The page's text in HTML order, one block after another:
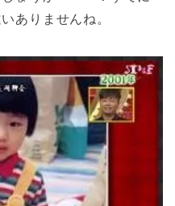
ありませんね。